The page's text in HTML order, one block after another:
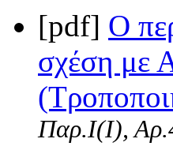
[pdf] Ο
σχέση με
Παρ.Ι(I),